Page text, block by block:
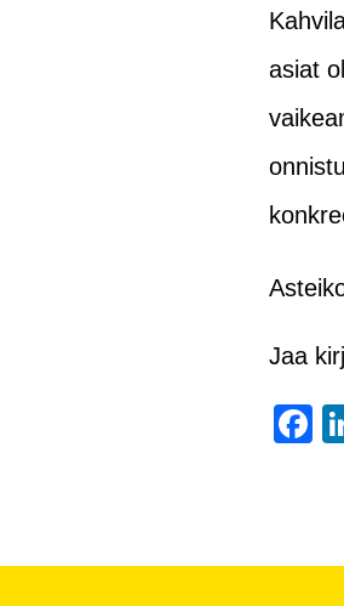
asiat
Jaa